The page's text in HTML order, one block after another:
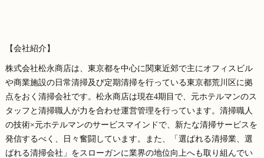
【会社紹介】
株式会社松永商店は、東京都を中心に関東近郊で主にオフィスビル
や商業施設の日常清掃及び定期清掃を行っている東京都荒川区に拠
点をおく清掃会社です。松永商店は現在4期目で、元ホテルマンのス
タッフと清掃職人が力を合わせ運営管理を行っています。清掃職人
の技術×元ホテルマンのサービスマインドで、新たな清掃サービスを
発信するべく、日々奮闘しています。また、「選ばれる清掃業、選
ばれる清掃会社」をスローガンに業界の地位向上へも取り組んでい